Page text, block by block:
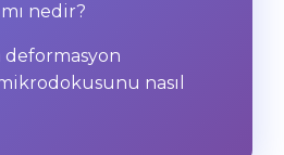
nedir?
deformasyon
nasıl